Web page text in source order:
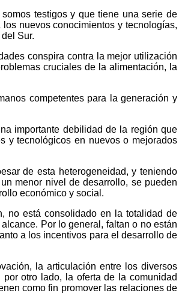
testigos y que tiene una serie de
nuevos conocimientos y tecnologías,
Sur.
conspira contra la mejor utilización
cruciales de la alimentación, la
competentes para la generación y
importante debilidad de la región que
y tecnológicos en nuevos o mejorados
de esta heterogeneidad, y teniendo
menor nivel de desarrollo, se pueden
económico y social.
no está consolidado en la totalidad de
Por lo general, faltan o no están
a los incentivos para el desarrollo de
la articulación entre los diversos
otro lado, la oferta de la comunidad
como fin promover las relaciones de